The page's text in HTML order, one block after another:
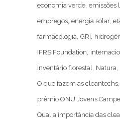
economia verde emissões
empregos energia solar
farmacologia GRI
IFRS Foundation
inventário florestal Natura
O que fazem as cleantechs
prêmio ONU Jovens
Qual a importância das